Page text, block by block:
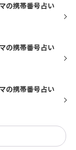
の携帯番号占い
の携帯番号占い
の携帯番号占い